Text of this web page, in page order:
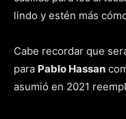
lindo y estén más
Cabe recordar que
para Pablo Hassan
asumió en 2021